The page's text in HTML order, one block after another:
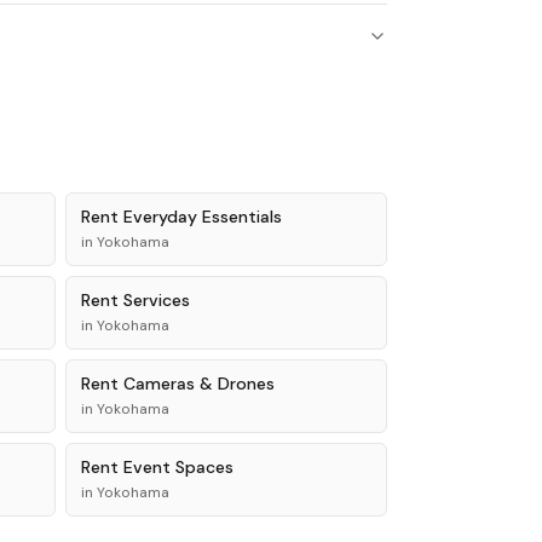
Rent Everyday Essentials
in Yokohama
Rent Services
in Yokohama
Rent Cameras & Drones
in Yokohama
Rent Event Spaces
in Yokohama